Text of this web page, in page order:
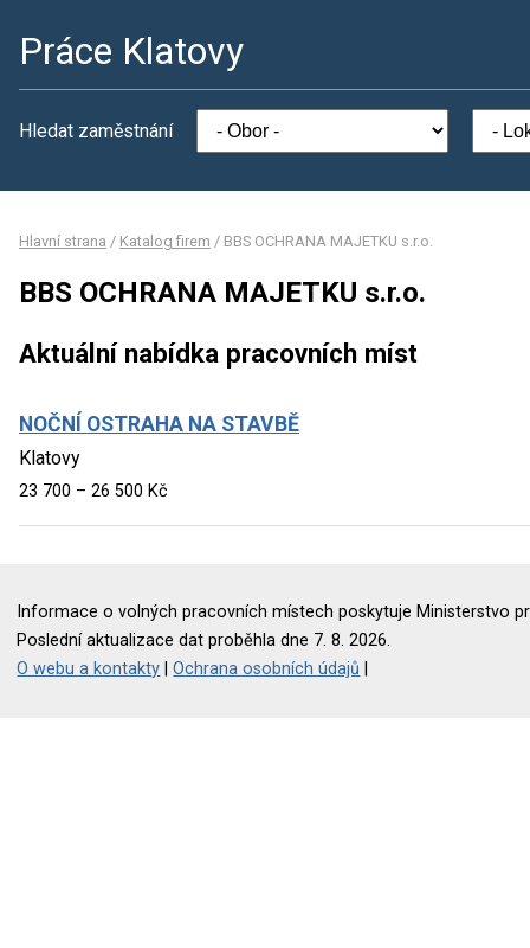
Práce Klatovy
Hledat zaměstnání
Hlavní strana / Katalog firem / BBS OCHRANA MAJETKU s.r.o.
BBS OCHRANA MAJETKU s.r.o.
Aktuální nabídka pracovních míst
NOČNÍ OSTRAHA NA STAVBĚ
Klatovy
23 700 – 26 500 Kč
Informace o volných pracovních místech poskytuje Ministerstvo
Poslední aktualizace dat proběhla dne 7. 8. 2026.
O webu a kontakty |Ochrana osobních údajů